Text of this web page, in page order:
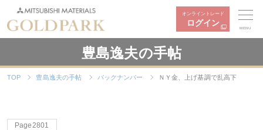
オンライントレード
ログイン
MENU
豊島逸夫の手帖
TOP 豊島逸夫の手帖 バックナンバー ＮＹ金、上げ基調で乱高下
Page2801